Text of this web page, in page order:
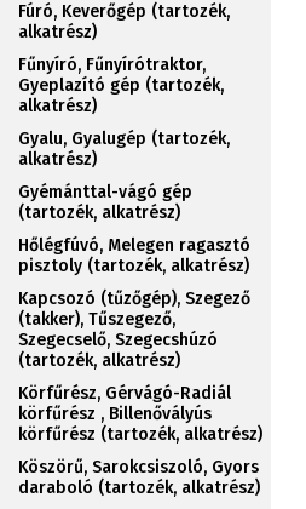
Fúró, Keverőgép (tartozék,
alkatrész)
Fűnyíró, Fűnyírótraktor,
Gyeplazító gép (tartozék,
alkatrész)
Gyalu, Gyalugép (tartozék,
alkatrész)
Gyémánttal-vágó gép
(tartozék, alkatrész)
Hőlégfúvó, Melegen ragasztó
pisztoly (tartozék, alkatrész)
Kapcsozó (tűzőgép), Szegező
(takker), Tűszegező,
Szegecselő, Szegecshúzó
(tartozék, alkatrész)
Körfűrész, Gérvágó-Radiál
körfűrész , Billenővályús
körfűrész (tartozék, alkatrész)
Köszörű, Sarokcsiszoló, Gyors
daraboló (tartozék, alkatrész)